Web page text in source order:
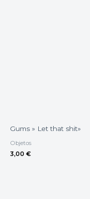
Gums » Let that shit»
Objetos
3,00 €